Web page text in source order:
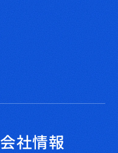
会社情報